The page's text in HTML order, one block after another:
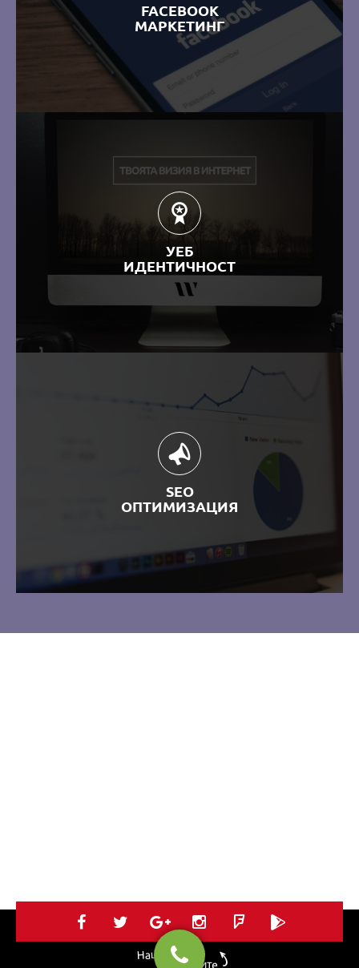
FACEBOOK
МАРКЕТИНГ
УЕБ
ИДЕНТИЧНОСТ
SEO
ОПТИМИЗАЦИЯ
Нацъкай ни в
социалките